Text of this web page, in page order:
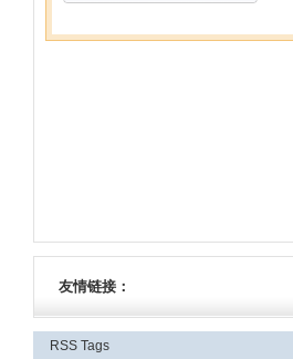
友情链接：
RSS Tags